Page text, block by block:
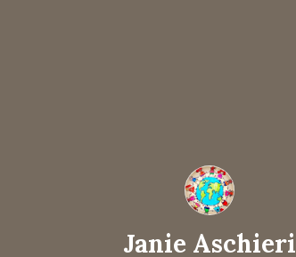
Janie Aschieri